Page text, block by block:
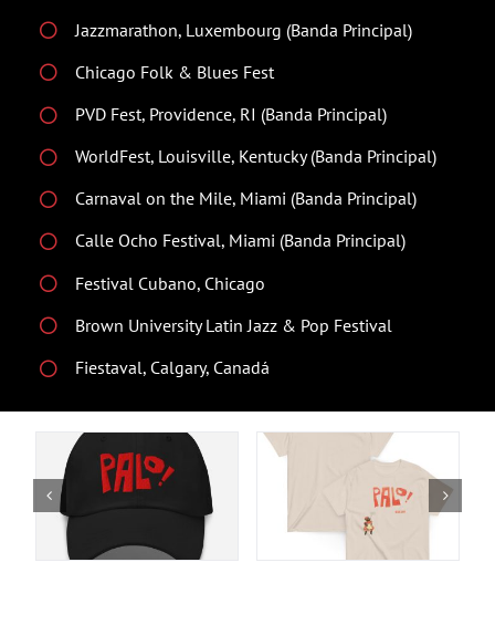
Jazzmarathon, Luxembourg (Banda Principal)
Chicago Folk & Blues Fest
PVD Fest, Providence, RI (Banda Principal)
WorldFest, Louisville, Kentucky (Banda Principal)
Carnaval on the Mile, Miami (Banda Principal)
Calle Ocho Festival, Miami (Banda Principal)
Festival Cubano, Chicago
Brown University Latin Jazz & Pop Festival
Fiestaval, Calgary, Canadá